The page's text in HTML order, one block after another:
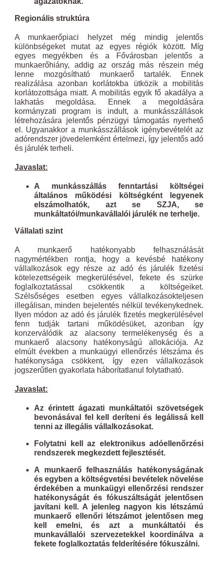
Regionális struktúra
A munkaerőpiaci helyzet még mindig jelentős
különbségeket mutat az egyes régiók között. Míg
egyes megyékben és a Fővárosban jelentős a
munkaerőhiány, addig az ország más részein még
lenne mozgósítható munkaerő tartalék. Ennek
realizálása azonban korlátokba ütközik a mobilitás
korlátozottsága miatt. A mobilitás egyik fő akadálya a
lakhatás megoldása. Ennek a megoldására
kormányzati program is indult, a munkásszállások
létrehozására jelentős pénzügyi támogatás nyerhető
el. Ugyanakkor a munkásszállások igénybevételét az
adórendszer jövedelemként értelmezi, így jelentős adó
és járulék terheli.
Javaslat:
A munkásszállás fenntartási költségei
általános működési költségként legyenek
elszámolhatók, azt se SZJA, se
munkáltatói/munkavállalói járulék ne terhelje.
Vállalati szint
A munkaerő hatékonyabb felhasználását
nagymértékben rontja, hogy a kevésbé hatékony
vállalkozások egy része az adó és járulék fizetési
kötelezettségeik megkerülésével, fekete és szürke
foglalkoztatással csökkentik a költségeiket.
Szélsőséges esetben egyes vállalkozásokteljesen
illegálisan, minden bejelentés nélkül tevékenykednek.
Ilyen módon az adó és járulék fizetés megkerülésével
fenn tudják tartani működésüket, azonban így
konzerválódik az alacsony termelékenység és a
munkaerő alacsony hatékonyságú allokációja. Az
elmúlt években a munkaügyi ellenőrzés létszáma és
hatékonysága csökkent, így ezen vállalkozások
jogszerűtlen gyakorlata háborítatlanul folytatható.
Javaslat:
Az érintett ágazati munkáltatói szövetségek
bevonásával fel kell deríteni és legálissá kell
tenni az illegális vállalkozásokat.
Folytatni kell az elektronikus adóellenőrzési
rendszerek megkezdett fejlesztését.
A munkaerő felhasználás hatékonyságának
és egyben a költségvetési bevételek növelése
érdekében a munkaügyi ellenőrzési rendszer
hatékonyságát és fókuszáltságát jelentősen
javítani kell. A jelenleg nagyon kis létszámú
munkaerő ellenőri létszámot jelentősen meg
kell emelni, és azt a munkáltatói és
munkavállalói szervezetekkel koordinálva a
fekete foglalkoztatás felderítésére fókuszálni.